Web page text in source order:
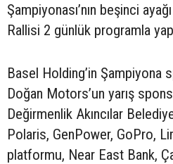
Şampiyonası’nın beşinci
Rallisi 2 günlük programla
Basel Holding’in Şampiyona
Doğan Motors’un yarış
Değirmenlik Akıncılar
Polaris, GenPower, GoPro,
platformu, Near East Bank,